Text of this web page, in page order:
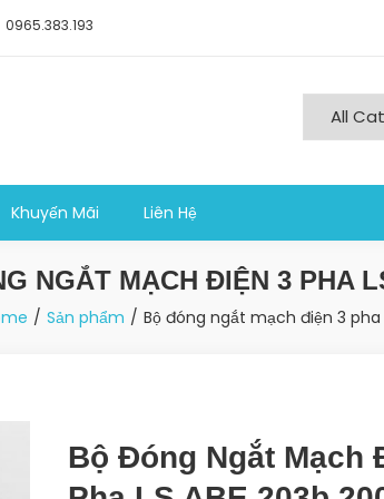
0965.383.193
Khuyến Mãi Liên Hệ
NGẮT MẠCH ĐIỆN 3 PHA
Sản phẩm Bộ đóng ngắt mạch điện 3 pha
Bộ Đóng Ngắt Mạch